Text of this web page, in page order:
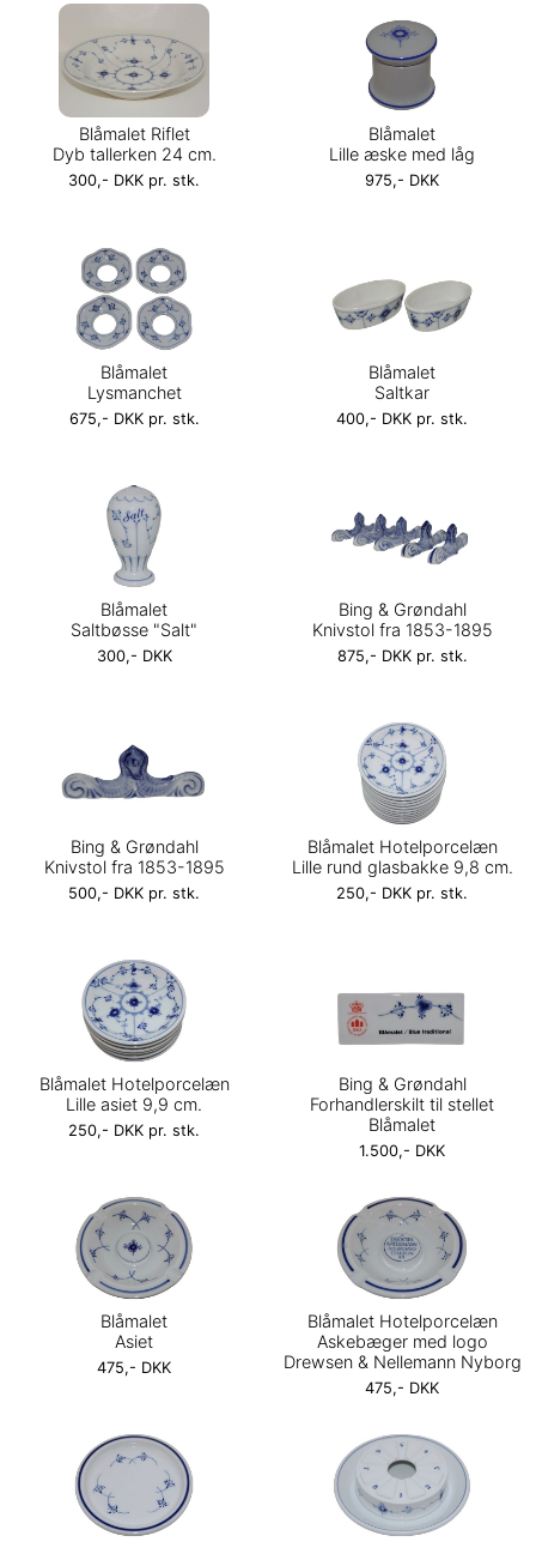
Blåmalet Riflet
Dyb tallerken 24 cm.
300,- DKK pr. stk.
Blåmalet
Lille æske med låg
975,- DKK
Blåmalet
Lysmanchet
675,- DKK pr. stk.
Blåmalet
Saltkar
400,- DKK pr. stk.
Blåmalet
Saltbøsse "Salt"
300,- DKK
Bing & Grøndahl
Knivstol fra 1853-1895
875,- DKK pr. stk.
Bing & Grøndahl
Knivstol fra 1853-1895
500,- DKK pr. stk.
Blåmalet Hotelporcelæn
Lille rund glasbakke 9,8 cm.
250,- DKK pr. stk.
Blåmalet Hotelporcelæn
Lille asiet 9,9 cm.
250,- DKK pr. stk.
Bing & Grøndahl
Forhandlerskilt til stellet
Blåmalet
1.500,- DKK
Blåmalet
Asiet
475,- DKK
Blåmalet Hotelporcelæn
Askebæger med logo
Drewsen & Nellemann Nyborg
475,- DKK